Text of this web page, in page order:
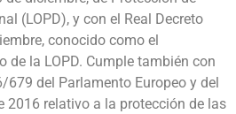
(LOPD), y con el Real Decreto
conocido como el
de la LOPD. Cumple también con
679 del Parlamento Europeo y del
2016 relativo a la protección de las